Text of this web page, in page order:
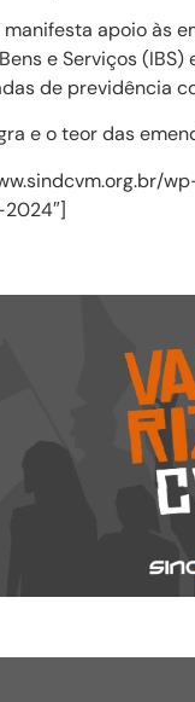
apoio às
e Serviços
de previdência
e o teor das
2024″]